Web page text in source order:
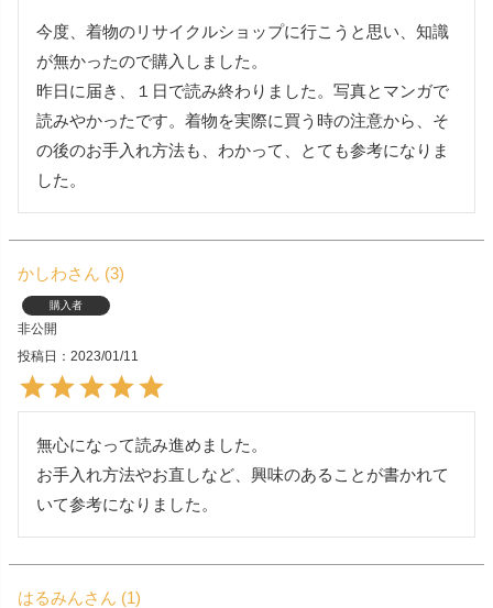
今度、着物のリサイクルショップに行こうと思い、知識
が無かったので購入しました。
昨日に届き、１日で読み終わりました。写真とマンガで
読みやかったです。着物を実際に買う時の注意から、そ
の後のお手入れ方法も、わかって、とても参考になりま
した。
かしわ 3
購入者
非公開
投稿日
2023/01/11
無心になって読み進めました。
お手入れ方法やお直しなど、興味のあることが書かれて
いて参考になりました。
はるみん 1